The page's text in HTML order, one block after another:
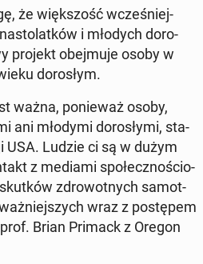
że więk­szość wcze­śniej­
i młodych do­ro­
projekt obej­mu­je osoby w
do­ro­słym.
ważna, po­nie­waż osoby,
ani młodymi do­ro­sły­mi, sta­
USA. Ludzie ci są w dużym
z mediami spo­łecz­no­ścio­
zdro­wot­nych sa­mot­
wraz z po­stę­pem
Brian Primack z Oregon